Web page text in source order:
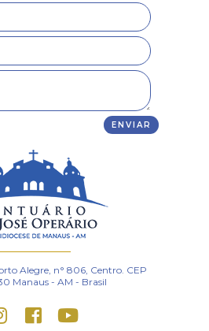
Alegre, n° 806, Centro. CEP
Manaus - AM - Brasil